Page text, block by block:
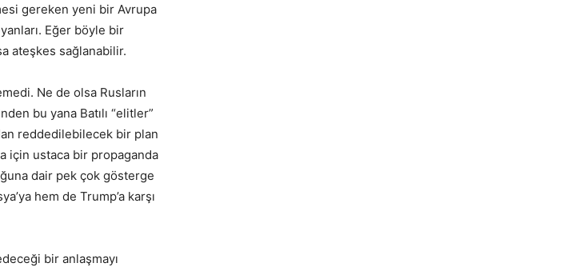
gereken yeni bir Avrupa
Eğer böyle bir
ateşkes sağlanabilir.
Ne de olsa Rusların
bu yana Batılı “elitler”
reddedilebilecek bir plan
için ustaca bir propaganda
dair pek çok gösterge
hem de Trump’a karşı
bir anlaşmayı